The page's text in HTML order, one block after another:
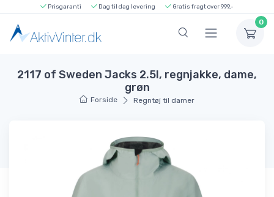
Prisgaranti Dag til dag levering Gratis fragt over 999,-
0
2117 of Sweden Jacks 2.5l, regnjakke, dame,
grøn
Forside Regntøj til damer